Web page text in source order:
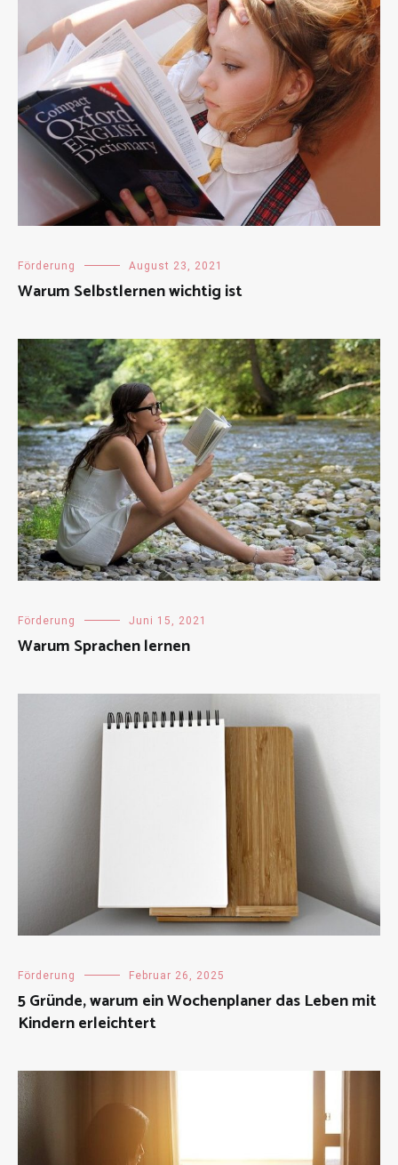
Förderung August 23, 2021
Warum Selbstlernen wichtig ist
Förderung Juni 15, 2021
Warum Sprachen lernen
Förderung Februar 26, 2025
5 Gründe, warum ein Wochenplaner das Leben mit
Kindern erleichtert